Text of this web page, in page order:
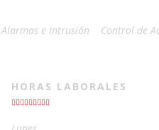
Alarmas e Intrusión Control de
HORAS LABORALES